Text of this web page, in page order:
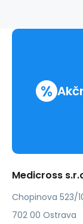
%
Medicross
Chopinova 523/
702 00 Ostrava